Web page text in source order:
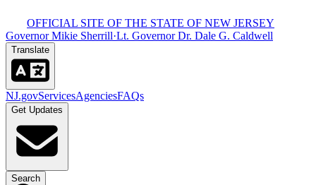
OFFICIAL SITE OF THE STATE OF NEW JERSEY​​​​‌ ‍ ​‍​‍‌‍ ‌ ​‍‌‍‍‌‌‍‌ ‌‍‍‌‌‍ ‍​‍​‍​ ‍‍​‍​‍‌ ​ ‌‍​‌‌‍ ‍‌‍‍‌‌ ‌​‌ ‍‌​‍ ‍‌‍‍‌‌‍ ​‍​‍​‍ ​​‍​‍‌‍‍​‌ ​‍‌‍‌‌‌‍‌‍​‍​‍​ ‍‍​‍​‍‌‍‍​‌ ‌​‌ ‌​‌ ​​​ ‍‍​‍ ​‍ ‌‍ ​‌‍ ‌‍​ ‌‍​‌‌‍ ​‌‍‍​‌‍ ‌ ​ ‌ ‌​​ ‍‍​ ​ ​ ​ ​ ​ ​ ​ ​‍ ‌‍‍‌‌‍ ‍‌ ‌​‌‍‌‌‌‍ ‍‌ ‌​​‍ ‌‍‌‌‌‍‌​‌‍‍‌‌ ‌​​‍ ‌‍ ‌‌‍ ‌‍‌​‌‍‌‌​ ‌‌ ​​‌ ​‍‌‍‌‌‌ ​ ‌‍‌‌‌‍ ‍‌ ‌​‌‍​‌‌ ‌​‌‍‍‌‌‍ ‌‍ ‍​ ‍ ‌‍‍‌‌‍‌​​ ‌‌‍ ‍‌‍‍‍‌​‌ ‌‍ ‌ ‌‍‌​ ​‌‍​‌‌ ‍‌‌‍ ‌ ‌‌‌ ‌​​ ‍ ‌ ‌​‌ ‍‌‌ ​​‌‍‌‌​ ‌‌‍ ‍‌‍‍‍‌‍ ​‌‍​‌‌ ‍‌‌‍ ‌ ‌‌‌ ‌​​ ‍ ‌ ​​‌‍​‌‌ ‌​‌‍‍​​ ‌‌‍‍​‌‍‌‌‌‍​‌‌‍‌​‌‍‌‌‌ ​‍​‍ ‍‌ ​ ‌‍‌‌‌‍​‌‌‍ ​​‍ ‍‌ ‌​‌‍‌‌‌ ‍​‌ ‌​​ ‌‍​‍‌‍​‌‌ ​ ‌‍‌‌‌‌‌‌‌ ​‍‌‍ ​​ ‌‌‍‍​‌ ‌​‌ ‌​‌ ​​​‍‌‌​ ​ ‌​​‌​‍‌‌​ ​‍‌​‌‍​‍‌‌​ ​‍‌​‌‍‌‍ ​‌‍ ‌‍​ ‌‍​‌‌‍ ​‌‍‍​‌‍ ‌ ​ ‌ ‌​​‍‌‌​ ​ ‌​​‌​ ​ ​ ​ ​ ​ ​ ​ ​‍‌‍‌‍‍‌‌‍‌​​ ‌‌‍ ‍‌‍‍‍‌​‌ ‌‍ ‌ ‌‍‌​ ​‌‍​‌‌ ‍‌‌‍ ‌ ‌‌‌ ‌​​‍‌‍‌ ‌​‌ ‍‌‌ ​​‌‍‌‌​ ‌‌‍ ‍‌‍‍‍‌‍ ​‌‍​‌‌ ‍‌‌‍ ‌ ‌‌‌ ‌​​‍‌‍‌ ​​‌‍​‌‌ ‌​‌‍‍​​ ‌‌‍‍​‌‍‌‌‌‍​‌‌‍‌​‌‍‌‌‌ ​‍​‍ ‍‌ ​ ‌‍‌‌‌‍​‌‌‍ ​​‍ ‍‌ ‌​‌‍‌‌‌ ‍​‌ ‌​​‍‌‍‌ ​​‌‍‌‌‌ ​‍‌ ​ ‌ ​​‌‍‌‌‌‍​ ‌ ‌​‌‍‍‌‌ ‌‍‌‍‌‌​ ‌‌ ​​‌ ‌‌‌‍​‍‌‍ ​‌‍‍‌‌ ​ ‌‍‍​‌‍‌‌‌‍‌​​‍​‍‌ ‌
Governor Mikie Sherrill​​​​‌ ‍ ​‍​‍‌‍ ‌ ​‍‌‍‍‌‌‍‌ ‌‍‍‌‌‍ ‍​‍​‍​ ‍‍​‍​‍‌ ​ ‌‍​‌‌‍ ‍‌‍‍‌‌ ‌​‌ ‍‌​‍ ‍‌‍‍‌‌‍ ​‍​‍​‍ ​​‍​‍‌‍‍​‌ ​‍‌‍‌‌‌‍‌‍​‍​‍​ ‍‍​‍​‍‌‍‍​‌ ‌​‌ ‌​‌ ​​​ ‍‍​‍ ​‍ ‌‍ ​‌‍ ‌‍​ ‌‍​‌‌‍ ​‌‍‍​‌‍ ‌ ​ ‌ ‌​​ ‍‍​ ​ ​ ​ ​ ​ ​ ​ ​‍ ‌‍‍‌‌‍ ‍‌ ‌​‌‍‌‌‌‍ ‍‌ ‌​​‍ ‌‍‌‌‌‍‌​‌‍‍‌‌ ‌​​‍ ‌‍ ‌‌‍ ‌‍‌​‌‍‌‌​ ‌‌ ​​‌ ​‍‌‍‌‌‌ ​ ‌‍‌‌‌‍ ‍‌ ‌​‌‍​‌‌ ‌​‌‍‍‌‌‍ ‌‍ ‍​ ‍ ‌‍‍‌‌‍‌​​ ‌‌‍ ‍‌‍‍‍‌​‌ ‌‍ ‌ ‌‍‌​ ​‌‍​‌‌ ‍‌‌‍ ‌ ‌‌‌ ‌​​ ‍ ‌ ‌​‌ ‍‌‌ ​​‌‍‌‌​ ‌‌‍ ‍‌‍‍‍‌‍ ​‌‍​‌‌ ‍‌‌‍ ‌ ‌‌‌ ‌​​ ‍ ‌ ​​‌‍​‌‌ ‌​‌‍‍​​ ‌‌‍‍​‌‍‌‌‌‍​‌‌‍‌​‌‍‌‌‌ ​‍​‍ ‍‌‍ ​‌‍‌‌‌‍​‌‌‍‌​‌‍‌‌‌ ​‍‌ ​ ​‍ ‍‌‍‌ ‌‍ ‌ ‌‍‌‍‌‌‌ ​‍‌‍ ‍‌‍ ‌ ​‍​ ‌‍​‍‌‍​‌‌ ​ ‌‍‌‌‌‌‌‌‌ ​‍‌‍ ​​ ‌‌‍‍​‌ ‌​‌ ‌​‌ ​​​‍‌‌​ ​ ‌​​‌​‍‌‌​ ​‍‌​‌‍​‍‌‌​ ​‍‌​‌‍‌‍ ​‌‍ ‌‍​ ‌‍​‌‌‍ ​‌‍‍​‌‍ ‌ ​ ‌ ‌​​‍‌‌​ ​ ‌​​‌​ ​ ​ ​ ​ ​ ​ ​ ​‍‌‍‌‍‍‌‌‍‌​​ ‌‌‍ ‍‌‍‍‍‌​‌ ‌‍ ‌ ‌‍‌​ ​‌‍​‌‌ ‍‌‌‍ ‌ ‌‌‌ ‌​​‍‌‍‌ ‌​‌ ‍‌‌ ​​‌‍‌‌​ ‌‌‍ ‍‌‍‍‍‌‍ ​‌‍​‌‌ ‍‌‌‍ ‌ ‌‌‌ ‌​​‍‌‍‌ ​​‌‍​‌‌ ‌​‌‍‍​​ ‌‌‍‍​‌‍‌‌‌‍​‌‌‍‌​‌‍‌‌‌ ​‍​‍ ‍‌‍ ​‌‍‌‌‌‍​‌‌‍‌​‌‍‌‌‌ ​‍‌ ​ ​‍ ‍‌‍‌ ‌‍ ‌ ‌‍‌‍‌‌‌ ​‍‌‍ ‍‌‍ ‌ ​‍​‍‌‍‌ ​​‌‍‌‌‌ ​‍‌ ​ ‌ ​​‌‍‌‌‌‍​ ‌ ‌​‌‍‍‌‌ ‌‍‌‍‌‌​ ‌‌ ​​‌ ‌‌‌‍​‍‌‍ ​‌‍‍‌‌ ​ ‌‍‍​‌‍‌‌‌‍‌​​‍​‍‌ ‌·Lt. Governor Dr. Dale G. Caldwell​​​​‌ ‍ ​‍​‍‌‍ ‌ ​‍‌‍‍‌‌‍‌ ‌‍‍‌‌‍ ‍​‍​‍​ ‍‍​‍​‍‌ ​ ‌‍​‌‌‍ ‍‌‍‍‌‌ ‌​‌ ‍‌​‍ ‍‌‍‍‌‌‍ ​‍​‍​‍ ​​‍​‍‌‍‍​‌ ​‍‌‍‌‌‌‍‌‍​‍​‍​ ‍‍​‍​‍‌‍‍​‌ ‌​‌ ‌​‌ ​​​ ‍‍​‍ ​‍ ‌‍ ​‌‍ ‌‍​ ‌‍​‌‌‍ ​‌‍‍​‌‍ ‌ ​ ‌ ‌​​ ‍‍​ ​ ​ ​ ​ ​ ​ ​ ​‍ ‌‍‍‌‌‍ ‍‌ ‌​‌‍‌‌‌‍ ‍‌ ‌​​‍ ‌‍‌‌‌‍‌​‌‍‍‌‌ ‌​​‍ ‌‍ ‌‌‍ ‌‍‌​‌‍‌‌​ ‌‌ ​​‌ ​‍‌‍‌‌‌ ​ ‌‍‌‌‌‍ ‍‌ ‌​‌‍​‌‌ ‌​‌‍‍‌‌‍ ‌‍ ‍​ ‍ ‌‍‍‌‌‍‌​​ ‌‌‍ ‍‌‍‍‍‌​‌ ‌‍ ‌ ‌‍‌​ ​‌‍​‌‌ ‍‌‌‍ ‌ ‌‌‌ ‌​​ ‍ ‌ ‌​‌ ‍‌‌ ​​‌‍‌‌​ ‌‌‍ ‍‌‍‍‍‌‍ ​‌‍​‌‌ ‍‌‌‍ ‌ ‌‌‌ ‌​​ ‍ ‌ ​​‌‍​‌‌ ‌​‌‍‍​​ ‌‌‍‍​‌‍‌‌‌‍​‌‌‍‌​‌‍‌‌‌ ​‍​‍ ‍‌‍ ​‌‍‌‌‌‍​‌‌‍‌​‌‍‌‌‌ ​‍‌ ​ ​‍ ‍‌‍ ​‌ ‌​‌​‌ ‌‍ ‌ ‌‍‌‍‌‌‌ ​‍‌‍ ‍‌‍ ‌ ​‍​ ‌‍​‍‌‍​‌‌ ​ ‌‍‌‌‌‌‌‌‌ ​‍‌‍ ​​ ‌‌‍‍​‌ ‌​‌ ‌​‌ ​​​‍‌‌​ ​ ‌​​‌​‍‌‌​ ​‍‌​‌‍​‍‌‌​ ​‍‌​‌‍‌‍ ​‌‍ ‌‍​ ‌‍​‌‌‍ ​‌‍‍​‌‍ ‌ ​ ‌ ‌​​‍‌‌​ ​ ‌​​‌​ ​ ​ ​ ​ ​ ​ ​ ​‍‌‍‌‍‍‌‌‍‌​​ ‌‌‍ ‍‌‍‍‍‌​‌ ‌‍ ‌ ‌‍‌​ ​‌‍​‌‌ ‍‌‌‍ ‌ ‌‌‌ ‌​​‍‌‍‌ ‌​‌ ‍‌‌ ​​‌‍‌‌​ ‌‌‍ ‍‌‍‍‍‌‍ ​‌‍​‌‌ ‍‌‌‍ ‌ ‌‌‌ ‌​​‍‌‍‌ ​​‌‍​‌‌ ‌​‌‍‍​​ ‌‌‍‍​‌‍‌‌‌‍​‌‌‍‌​‌‍‌‌‌ ​‍​‍ ‍‌‍ ​‌‍‌‌‌‍​‌‌‍‌​‌‍‌‌‌ ​‍‌ ​ ​‍ ‍‌‍ ​‌ ‌​‌​‌ ‌‍ ‌ ‌‍‌‍‌‌‌ ​‍‌‍ ‍‌‍ ‌ ​‍​‍‌‍‌ ​​‌‍‌‌‌ ​‍‌ ​ ‌ ​​‌‍‌‌‌‍​ ‌ ‌​‌‍‍‌‌ ‌‍‌‍‌‌​ ‌‌ ​​‌ ‌‌‌‍​‍‌‍ ​‌‍‍‌‌ ​ ‌‍‍​‌‍‌‌‌‍‌​​‍​‍‌ ‌
Translate​​​​‌ ‍ ​‍​‍‌‍ ‌ ​‍‌‍‍‌‌‍‌ ‌‍‍‌‌‍ ‍​‍​‍​ ‍‍​‍​‍‌ ​ ‌‍​‌‌‍ ‍‌‍‍‌‌ ‌​‌ ‍‌​‍ ‍‌‍‍‌‌‍ ​‍​‍​‍ ​​‍​‍‌‍‍​‌ ​‍‌‍‌‌‌‍‌‍​‍​‍​ ‍‍​‍​‍‌‍‍​‌ ‌​‌ ‌​‌ ​​​ ‍‍​‍ ​‍ ‌‍ ​‌‍ ‌‍​ ‌‍​‌‌‍ ​‌‍‍​‌‍ ‌ ​ ‌ ‌​​ ‍‍​ ​ ​ ​ ​ ​ ​ ​ ​‍ ‌‍‍‌‌‍ ‍‌ ‌​‌‍‌‌‌‍ ‍‌ ‌​​‍ ‌‍‌‌‌‍‌​‌‍‍‌‌ ‌​​‍ ‌‍ ‌‌‍ ‌‍‌​‌‍‌‌​ ‌‌ ​​‌ ​‍‌‍‌‌‌ ​ ‌‍‌‌‌‍ ‍‌ ‌​‌‍​‌‌ ‌​‌‍‍‌‌‍ ‌‍ ‍​ ‍ ‌‍‍‌‌‍‌​​ ‌‌‍ ‍‌‍‍‍‌​‌ ‌‍ ‌ ‌‍‌​ ​‌‍​‌‌ ‍‌‌‍ ‌ ‌‌‌ ‌​​ ‍ ‌ ‌​‌ ‍‌‌ ​​‌‍‌‌​ ‌‌‍ ‍‌‍‍‍‌‍ ​‌‍​‌‌ ‍‌‌‍ ‌ ‌‌‌ ‌​​ ‍ ‌ ​​‌‍​‌‌ ‌​‌‍‍​​ ‌‌‍‍​‌‍‌‌‌‍​‌‌‍‌​‌‍‌‌‌ ​‍​‍ ‍‌ ‌​‌ ​‍‌‍​‌‌‍ ‍‌ ​ ‌‍ ​‌‍​‌‌ ‌​‌‍‍‌‌‍ ‌‍ ‍‌ ​ ​‍ ‍‌‍​‍‌ ‌​‌‍ ‍​ ‌‍​‍‌‍​‌‌ ​ ‌‍‌‌‌‌‌‌‌ ​‍‌‍ ​​ ‌‌‍‍​‌ ‌​‌ ‌​‌ ​​​‍‌‌​ ​ ‌​​‌​‍‌‌​ ​‍‌​‌‍​‍‌‌​ ​‍‌​‌‍‌‍ ​‌‍ ‌‍​ ‌‍​‌‌‍ ​‌‍‍​‌‍ ‌ ​ ‌ ‌​​‍‌‌​ ​ ‌​​‌​ ​ ​ ​ ​ ​ ​ ​ ​‍‌‍‌‍‍‌‌‍‌​​ ‌‌‍ ‍‌‍‍‍‌​‌ ‌‍ ‌ ‌‍‌​ ​‌‍​‌‌ ‍‌‌‍ ‌ ‌‌‌ ‌​​‍‌‍‌ ‌​‌ ‍‌‌ ​​‌‍‌‌​ ‌‌‍ ‍‌‍‍‍‌‍ ​‌‍​‌‌ ‍‌‌‍ ‌ ‌‌‌ ‌​​‍‌‍‌ ​​‌‍​‌‌ ‌​‌‍‍​​ ‌‌‍‍​‌‍‌‌‌‍​‌‌‍‌​‌‍‌‌‌ ​‍​‍ ‍‌ ‌​‌ ​‍‌‍​‌‌‍ ‍‌ ​ ‌‍ ​‌‍​‌‌ ‌​‌‍‍‌‌‍ ‌‍ ‍‌ ​ ​‍ ‍‌‍​‍‌ ‌​‌‍ ‍​‍‌‍‌ ​​‌‍‌‌‌ ​‍‌ ​ ‌ ​​‌‍‌‌‌‍​ ‌ ‌​‌‍‍‌‌ ‌‍‌‍‌‌​ ‌‌ ​​‌ ‌‌‌‍​‍‌‍ ​‌‍‍‌‌ ​ ‌‍‍​‌‍‌‌‌‍‌​​‍​‍‌ ‌
NJ.gov​​​​‌ ‍ ​‍​‍‌‍ ‌ ​‍‌‍‍‌‌‍‌ ‌‍‍‌‌‍ ‍​‍​‍​ ‍‍​‍​‍‌ ​ ‌‍​‌‌‍ ‍‌‍‍‌‌ ‌​‌ ‍‌​‍ ‍‌‍‍‌‌‍ ​‍​‍​‍ ​​‍​‍‌‍‍​‌ ​‍‌‍‌‌‌‍‌‍​‍​‍​ ‍‍​‍​‍‌‍‍​‌ ‌​‌ ‌​‌ ​​​ ‍‍​‍ ​‍ ‌‍ ​‌‍ ‌‍​ ‌‍​‌‌‍ ​‌‍‍​‌‍ ‌ ​ ‌ ‌​​ ‍‍​ ​ ​ ​ ​ ​ ​ ​ ​‍ ‌‍‍‌‌‍ ‍‌ ‌​‌‍‌‌‌‍ ‍‌ ‌​​‍ ‌‍‌‌‌‍‌​‌‍‍‌‌ ‌​​‍ ‌‍ ‌‌‍ ‌‍‌​‌‍‌‌​ ‌‌ ​​‌ ​‍‌‍‌‌‌ ​ ‌‍‌‌‌‍ ‍‌ ‌​‌‍​‌‌ ‌​‌‍‍‌‌‍ ‌‍ ‍​ ‍ ‌‍‍‌‌‍‌​​ ‌‌‍ ‍‌‍‍‍‌​‌ ‌‍ ‌ ‌‍‌​ ​‌‍​‌‌ ‍‌‌‍ ‌ ‌‌‌ ‌​​ ‍ ‌ ‌​‌ ‍‌‌ ​​‌‍‌‌​ ‌‌‍ ‍‌‍‍‍‌‍ ​‌‍​‌‌ ‍‌‌‍ ‌ ‌‌‌ ‌​​ ‍ ‌ ​​‌‍​‌‌ ‌​‌‍‍​​ ‌‌‍‍​‌‍‌‌‌‍​‌‌‍‌​‌‍‌‌‌ ​‍​‍ ‍‌‍ ​‌‍‍‌‌‍ ‍‌‍‍ ‌ ​ ​‍‌‌​ ‌‌‌​​‍‌‌ ‌‍‍ ‌‍‌‌‌ ‍‌​‍‌‌​ ​ ‌​‌​​‍‌‌​ ​ ‌​‌​​‍‌‌​ ​‍​ ​‍​ ​‍‌‍‌‍‌‍​ ‌‍​ ​ ​ ‌‍​‍​ ‍​‌‍‌‌​ ​​​ ​ ‌‍​‍​ ​​​‍‌‌​ ​‍​ ​‍​‍‌‌​ ‌‌‌​‌​​‍ ‍‌ ‌​‌‍‌‌‌ ‍​‌ ‌​​ ‌‍​‍‌‍​‌‌ ​ ‌‍‌‌‌‌‌‌‌ ​‍‌‍ ​​ ‌‌‍‍​‌ ‌​‌ ‌​‌ ​​​‍‌‌​ ​ ‌​​‌​‍‌‌​ ​‍‌​‌‍​‍‌‌​ ​‍‌​‌‍‌‍ ​‌‍ ‌‍​ ‌‍​‌‌‍ ​‌‍‍​‌‍ ‌ ​ ‌ ‌​​‍‌‌​ ​ ‌​​‌​ ​ ​ ​ ​ ​ ​ ​ ​‍‌‍‌‍‍‌‌‍‌​​ ‌‌‍ ‍‌‍‍‍‌​‌ ‌‍ ‌ ‌‍‌​ ​‌‍​‌‌ ‍‌‌‍ ‌ ‌‌‌ ‌​​‍‌‍‌ ‌​‌ ‍‌‌ ​​‌‍‌‌​ ‌‌‍ ‍‌‍‍‍‌‍ ​‌‍​‌‌ ‍‌‌‍ ‌ ‌‌‌ ‌​​‍‌‍‌ ​​‌‍​‌‌ ‌​‌‍‍​​ ‌‌‍‍​‌‍‌‌‌‍​‌‌‍‌​‌‍‌‌‌ ​‍​‍ ‍‌‍ ​‌‍‍‌‌‍ ‍‌‍‍ ‌ ​ ​‍‌‌​ ‌‌‌​​‍‌‌ ‌‍‍ ‌‍‌‌‌ ‍‌​‍‌‌​ ​ ‌​‌​​‍‌‌​ ​ ‌​‌​​‍‌‌​ ​‍​ ​‍​ ​‍‌‍‌‍‌‍​ ‌‍​ ​ ​ ‌‍​‍​ ‍​‌‍‌‌​ ​​​ ​ ‌‍​‍​ ​​​‍‌‌​ ​‍​ ​‍​‍‌‌​ ‌‌‌​‌​​‍ ‍‌ ‌​‌‍‌‌‌ ‍​‌ ‌​​‍‌‍‌ ​​‌‍‌‌‌ ​‍‌ ​ ‌ ​​‌‍‌‌‌‍​ ‌ ‌​‌‍‍‌‌ ‌‍‌‍‌‌​ ‌‌ ​​‌ ‌‌‌‍​‍‌‍ ​‌‍‍‌‌ ​ ‌‍‍​‌‍‌‌‌‍‌​​‍​‍‌ ‌Services​​​​‌ ‍ ​‍​‍‌‍ ‌ ​‍‌‍‍‌‌‍‌ ‌‍‍‌‌‍ ‍​‍​‍​ ‍‍​‍​‍‌ ​ ‌‍​‌‌‍ ‍‌‍‍‌‌ ‌​‌ ‍‌​‍ ‍‌‍‍‌‌‍ ​‍​‍​‍ ​​‍​‍‌‍‍​‌ ​‍‌‍‌‌‌‍‌‍​‍​‍​ ‍‍​‍​‍‌‍‍​‌ ‌​‌ ‌​‌ ​​​ ‍‍​‍ ​‍ ‌‍ ​‌‍ ‌‍​ ‌‍​‌‌‍ ​‌‍‍​‌‍ ‌ ​ ‌ ‌​​ ‍‍​ ​ ​ ​ ​ ​ ​ ​ ​‍ ‌‍‍‌‌‍ ‍‌ ‌​‌‍‌‌‌‍ ‍‌ ‌​​‍ ‌‍‌‌‌‍‌​‌‍‍‌‌ ‌​​‍ ‌‍ ‌‌‍ ‌‍‌​‌‍‌‌​ ‌‌ ​​‌ ​‍‌‍‌‌‌ ​ ‌‍‌‌‌‍ ‍‌ ‌​‌‍​‌‌ ‌​‌‍‍‌‌‍ ‌‍ ‍​ ‍ ‌‍‍‌‌‍‌​​ ‌‌‍ ‍‌‍‍‍‌​‌ ‌‍ ‌ ‌‍‌​ ​‌‍​‌‌ ‍‌‌‍ ‌ ‌‌‌ ‌​​ ‍ ‌ ‌​‌ ‍‌‌ ​​‌‍‌‌​ ‌‌‍ ‍‌‍‍‍‌‍ ​‌‍​‌‌ ‍‌‌‍ ‌ ‌‌‌ ‌​​ ‍ ‌ ​​‌‍​‌‌ ‌​‌‍‍​​ ‌‌‍‍​‌‍‌‌‌‍​‌‌‍‌​‌‍‌‌‌ ​‍​‍ ‍‌‍ ​‌‍‍‌‌‍ ‍‌‍‍ ‌ ​ ​‍‌‌​ ‌‌‌​​‍‌‌ ‌‍‍ ‌‍‌‌‌ ‍‌​‍‌‌​ ​ ‌​‌​​‍‌‌​ ​ ‌​‌​​‍‌‌​ ​‍​ ​‍​ ​‍​ ‍​​ ‌ ​ ‍‌​ ​‍‌‍​ ‌‍​ ‌‍‌‍​ ​ ​ ‌ ​ ‌​​ ‌​​‍‌‌​ ​‍​ ​‍​‍‌‌​ ‌‌‌​‌​​‍ ‍‌ ‌​‌‍‌‌‌ ‍​‌ ‌​​ ‌‍​‍‌‍​‌‌ ​ ‌‍‌‌‌‌‌‌‌ ​‍‌‍ ​​ ‌‌‍‍​‌ ‌​‌ ‌​‌ ​​​‍‌‌​ ​ ‌​​‌​‍‌‌​ ​‍‌​‌‍​‍‌‌​ ​‍‌​‌‍‌‍ ​‌‍ ‌‍​ ‌‍​‌‌‍ ​‌‍‍​‌‍ ‌ ​ ‌ ‌​​‍‌‌​ ​ ‌​​‌​ ​ ​ ​ ​ ​ ​ ​ ​‍‌‍‌‍‍‌‌‍‌​​ ‌‌‍ ‍‌‍‍‍‌​‌ ‌‍ ‌ ‌‍‌​ ​‌‍​‌‌ ‍‌‌‍ ‌ ‌‌‌ ‌​​‍‌‍‌ ‌​‌ ‍‌‌ ​​‌‍‌‌​ ‌‌‍ ‍‌‍‍‍‌‍ ​‌‍​‌‌ ‍‌‌‍ ‌ ‌‌‌ ‌​​‍‌‍‌ ​​‌‍​‌‌ ‌​‌‍‍​​ ‌‌‍‍​‌‍‌‌‌‍​‌‌‍‌​‌‍‌‌‌ ​‍​‍ ‍‌‍ ​‌‍‍‌‌‍ ‍‌‍‍ ‌ ​ ​‍‌‌​ ‌‌‌​​‍‌‌ ‌‍‍ ‌‍‌‌‌ ‍‌​‍‌‌​ ​ ‌​‌​​‍‌‌​ ​ ‌​‌​​‍‌‌​ ​‍​ ​‍​ ​‍​ ‍​​ ‌ ​ ‍‌​ ​‍‌‍​ ‌‍​ ‌‍‌‍​ ​ ​ ‌ ​ ‌​​ ‌​​‍‌‌​ ​‍​ ​‍​‍‌‌​ ‌‌‌​‌​​‍ ‍‌ ‌​‌‍‌‌‌ ‍​‌ ‌​​‍‌‍‌ ​​‌‍‌‌‌ ​‍‌ ​ ‌ ​​‌‍‌‌‌‍​ ‌ ‌​‌‍‍‌‌ ‌‍‌‍‌‌​ ‌‌ ​​‌ ‌‌‌‍​‍‌‍ ​‌‍‍‌‌ ​ ‌‍‍​‌‍‌‌‌‍‌​​‍​‍‌ ‌Agencies​​​​‌ ‍ ​‍​‍‌‍ ‌ ​‍‌‍‍‌‌‍‌ ‌‍‍‌‌‍ ‍​‍​‍​ ‍‍​‍​‍‌ ​ ‌‍​‌‌‍ ‍‌‍‍‌‌ ‌​‌ ‍‌​‍ ‍‌‍‍‌‌‍ ​‍​‍​‍ ​​‍​‍‌‍‍​‌ ​‍‌‍‌‌‌‍‌‍​‍​‍​ ‍‍​‍​‍‌‍‍​‌ ‌​‌ ‌​‌ ​​​ ‍‍​‍ ​‍ ‌‍ ​‌‍ ‌‍​ ‌‍​‌‌‍ ​‌‍‍​‌‍ ‌ ​ ‌ ‌​​ ‍‍​ ​ ​ ​ ​ ​ ​ ​ ​‍ ‌‍‍‌‌‍ ‍‌ ‌​‌‍‌‌‌‍ ‍‌ ‌​​‍ ‌‍‌‌‌‍‌​‌‍‍‌‌ ‌​​‍ ‌‍ ‌‌‍ ‌‍‌​‌‍‌‌​ ‌‌ ​​‌ ​‍‌‍‌‌‌ ​ ‌‍‌‌‌‍ ‍‌ ‌​‌‍​‌‌ ‌​‌‍‍‌‌‍ ‌‍ ‍​ ‍ ‌‍‍‌‌‍‌​​ ‌‌‍ ‍‌‍‍‍‌​‌ ‌‍ ‌ ‌‍‌​ ​‌‍​‌‌ ‍‌‌‍ ‌ ‌‌‌ ‌​​ ‍ ‌ ‌​‌ ‍‌‌ ​​‌‍‌‌​ ‌‌‍ ‍‌‍‍‍‌‍ ​‌‍​‌‌ ‍‌‌‍ ‌ ‌‌‌ ‌​​ ‍ ‌ ​​‌‍​‌‌ ‌​‌‍‍​​ ‌‌‍‍​‌‍‌‌‌‍​‌‌‍‌​‌‍‌‌‌ ​‍​‍ ‍‌‍ ​‌‍‍‌‌‍ ‍‌‍‍ ‌ ​ ​‍‌‌​ ‌‌‌​​‍‌‌ ‌‍‍ ‌‍‌‌‌ ‍‌​‍‌‌​ ​ ‌​‌​​‍‌‌​ ​ ‌​‌​​‍‌‌​ ​‍​ ​‍​ ‌ ‌‍‌​​ ​‌‌‍‌‍​ ​ ​ ​​‌‍​ ‌‍​‍​ ‌ ‌‍‌​​ ‍​​ ​ ​‍‌‌​ ​‍​ ​‍​‍‌‌​ ‌‌‌​‌​​‍ ‍‌ ‌​‌‍‌‌‌ ‍​‌ ‌​​ ‌‍​‍‌‍​‌‌ ​ ‌‍‌‌‌‌‌‌‌ ​‍‌‍ ​​ ‌‌‍‍​‌ ‌​‌ ‌​‌ ​​​‍‌‌​ ​ ‌​​‌​‍‌‌​ ​‍‌​‌‍​‍‌‌​ ​‍‌​‌‍‌‍ ​‌‍ ‌‍​ ‌‍​‌‌‍ ​‌‍‍​‌‍ ‌ ​ ‌ ‌​​‍‌‌​ ​ ‌​​‌​ ​ ​ ​ ​ ​ ​ ​ ​‍‌‍‌‍‍‌‌‍‌​​ ‌‌‍ ‍‌‍‍‍‌​‌ ‌‍ ‌ ‌‍‌​ ​‌‍​‌‌ ‍‌‌‍ ‌ ‌‌‌ ‌​​‍‌‍‌ ‌​‌ ‍‌‌ ​​‌‍‌‌​ ‌‌‍ ‍‌‍‍‍‌‍ ​‌‍​‌‌ ‍‌‌‍ ‌ ‌‌‌ ‌​​‍‌‍‌ ​​‌‍​‌‌ ‌​‌‍‍​​ ‌‌‍‍​‌‍‌‌‌‍​‌‌‍‌​‌‍‌‌‌ ​‍​‍ ‍‌‍ ​‌‍‍‌‌‍ ‍‌‍‍ ‌ ​ ​‍‌‌​ ‌‌‌​​‍‌‌ ‌‍‍ ‌‍‌‌‌ ‍‌​‍‌‌​ ​ ‌​‌​​‍‌‌​ ​ ‌​‌​​‍‌‌​ ​‍​ ​‍​ ‌ ‌‍‌​​ ​‌‌‍‌‍​ ​ ​ ​​‌‍​ ‌‍​‍​ ‌ ‌‍‌​​ ‍​​ ​ ​‍‌‌​ ​‍​ ​‍​‍‌‌​ ‌‌‌​‌​​‍ ‍‌ ‌​‌‍‌‌‌ ‍​‌ ‌​​‍‌‍‌ ​​‌‍‌‌‌ ​‍‌ ​ ‌ ​​‌‍‌‌‌‍​ ‌ ‌​‌‍‍‌‌ ‌‍‌‍‌‌​ ‌‌ ​​‌ ‌‌‌‍​‍‌‍ ​‌‍‍‌‌ ​ ‌‍‍​‌‍‌‌‌‍‌​​‍​‍‌ ‌FAQs​​​​‌ ‍ ​‍​‍‌‍ ‌ ​‍‌‍‍‌‌‍‌ ‌‍‍‌‌‍ ‍​‍​‍​ ‍‍​‍​‍‌ ​ ‌‍​‌‌‍ ‍‌‍‍‌‌ ‌​‌ ‍‌​‍ ‍‌‍‍‌‌‍ ​‍​‍​‍ ​​‍​‍‌‍‍​‌ ​‍‌‍‌‌‌‍‌‍​‍​‍​ ‍‍​‍​‍‌‍‍​‌ ‌​‌ ‌​‌ ​​​ ‍‍​‍ ​‍ ‌‍ ​‌‍ ‌‍​ ‌‍​‌‌‍ ​‌‍‍​‌‍ ‌ ​ ‌ ‌​​ ‍‍​ ​ ​ ​ ​ ​ ​ ​ ​‍ ‌‍‍‌‌‍ ‍‌ ‌​‌‍‌‌‌‍ ‍‌ ‌​​‍ ‌‍‌‌‌‍‌​‌‍‍‌‌ ‌​​‍ ‌‍ ‌‌‍ ‌‍‌​‌‍‌‌​ ‌‌ ​​‌ ​‍‌‍‌‌‌ ​ ‌‍‌‌‌‍ ‍‌ ‌​‌‍​‌‌ ‌​‌‍‍‌‌‍ ‌‍ ‍​ ‍ ‌‍‍‌‌‍‌​​ ‌‌‍ ‍‌‍‍‍‌​‌ ‌‍ ‌ ‌‍‌​ ​‌‍​‌‌ ‍‌‌‍ ‌ ‌‌‌ ‌​​ ‍ ‌ ‌​‌ ‍‌‌ ​​‌‍‌‌​ ‌‌‍ ‍‌‍‍‍‌‍ ​‌‍​‌‌ ‍‌‌‍ ‌ ‌‌‌ ‌​​ ‍ ‌ ​​‌‍​‌‌ ‌​‌‍‍​​ ‌‌‍‍​‌‍‌‌‌‍​‌‌‍‌​‌‍‌‌‌ ​‍​‍ ‍‌‍ ​‌‍‍‌‌‍ ‍‌‍‍ ‌ ​ ​‍‌‌​ ‌‌‌​​‍‌‌ ‌‍‍ ‌‍‌‌‌ ‍‌​‍‌‌​ ​ ‌​‌​​‍‌‌​ ​ ‌​‌​​‍‌‌​ ​‍​ ​‍‌‍​ ​ ‌‍​ ‍​‌‍​ ‌‍​‍​ ​‌​ ​​​ ‌‌‌‍​ ​ ‌‌​ ​‌‌‍​‍​‍‌‌​ ​‍​ ​‍​‍‌‌​ ‌‌‌​‌​​‍ ‍‌ ‌​‌‍‌‌‌ ‍​‌ ‌​​ ‌‍​‍‌‍​‌‌ ​ ‌‍‌‌‌‌‌‌‌ ​‍‌‍ ​​ ‌‌‍‍​‌ ‌​‌ ‌​‌ ​​​‍‌‌​ ​ ‌​​‌​‍‌‌​ ​‍‌​‌‍​‍‌‌​ ​‍‌​‌‍‌‍ ​‌‍ ‌‍​ ‌‍​‌‌‍ ​‌‍‍​‌‍ ‌ ​ ‌ ‌​​‍‌‌​ ​ ‌​​‌​ ​ ​ ​ ​ ​ ​ ​ ​‍‌‍‌‍‍‌‌‍‌​​ ‌‌‍ ‍‌‍‍‍‌​‌ ‌‍ ‌ ‌‍‌​ ​‌‍​‌‌ ‍‌‌‍ ‌ ‌‌‌ ‌​​‍‌‍‌ ‌​‌ ‍‌‌ ​​‌‍‌‌​ ‌‌‍ ‍‌‍‍‍‌‍ ​‌‍​‌‌ ‍‌‌‍ ‌ ‌‌‌ ‌​​‍‌‍‌ ​​‌‍​‌‌ ‌​‌‍‍​​ ‌‌‍‍​‌‍‌‌‌‍​‌‌‍‌​‌‍‌‌‌ ​‍​‍ ‍‌‍ ​‌‍‍‌‌‍ ‍‌‍‍ ‌ ​ ​‍‌‌​ ‌‌‌​​‍‌‌ ‌‍‍ ‌‍‌‌‌ ‍‌​‍‌‌​ ​ ‌​‌​​‍‌‌​ ​ ‌​‌​​‍‌‌​ ​‍​ ​‍‌‍​ ​ ‌‍​ ‍​‌‍​ ‌‍​‍​ ​‌​ ​​​ ‌‌‌‍​ ​ ‌‌​ ​‌‌‍​‍​‍‌‌​ ​‍​ ​‍​‍‌‌​ ‌‌‌​‌​​‍ ‍‌ ‌​‌‍‌‌‌ ‍​‌ ‌​​‍‌‍‌ ​​‌‍‌‌‌ ​‍‌ ​ ‌ ​​‌‍‌‌‌‍​ ‌ ‌​‌‍‍‌‌ ‌‍‌‍‌‌​ ‌‌ ​​‌ ‌‌‌‍​‍‌‍ ​‌‍‍‌‌ ​ ‌‍‍​‌‍‌‌‌‍‌​​‍​‍‌ ‌
Get Updates​​​​‌ ‍ ​‍​‍‌‍ ‌ ​‍‌‍‍‌‌‍‌ ‌‍‍‌‌‍ ‍​‍​‍​ ‍‍​‍​‍‌ ​ ‌‍​‌‌‍ ‍‌‍‍‌‌ ‌​‌ ‍‌​‍ ‍‌‍‍‌‌‍ ​‍​‍​‍ ​​‍​‍‌‍‍​‌ ​‍‌‍‌‌‌‍‌‍​‍​‍​ ‍‍​‍​‍‌‍‍​‌ ‌​‌ ‌​‌ ​​​ ‍‍​‍ ​‍ ‌‍ ​‌‍ ‌‍​ ‌‍​‌‌‍ ​‌‍‍​‌‍ ‌ ​ ‌ ‌​​ ‍‍​ ​ ​ ​ ​ ​ ​ ​ ​‍ ‌‍‍‌‌‍ ‍‌ ‌​‌‍‌‌‌‍ ‍‌ ‌​​‍ ‌‍‌‌‌‍‌​‌‍‍‌‌ ‌​​‍ ‌‍ ‌‌‍ ‌‍‌​‌‍‌‌​ ‌‌ ​​‌ ​‍‌‍‌‌‌ ​ ‌‍‌‌‌‍ ‍‌ ‌​‌‍​‌‌ ‌​‌‍‍‌‌‍ ‌‍ ‍​ ‍ ‌‍‍‌‌‍‌​​ ‌‌‍ ‍‌‍‍‍‌​‌ ‌‍ ‌ ‌‍‌​ ​‌‍​‌‌ ‍‌‌‍ ‌ ‌‌‌ ‌​​ ‍ ‌ ‌​‌ ‍‌‌ ​​‌‍‌‌​ ‌‌‍ ‍‌‍‍‍‌‍ ​‌‍​‌‌ ‍‌‌‍ ‌ ‌‌‌ ‌​​ ‍ ‌ ​​‌‍​‌‌ ‌​‌‍‍​​ ‌‌‍‍​‌‍‌‌‌‍​‌‌‍‌​‌‍‌‌‌ ​‍​‍ ‍‌‍ ‍‌‍‌‌‌ ‌ ‌ ​ ‌‍ ​‌‍‌‌‌ ‌​‌ ‌​‌‍‌‌‌ ​‍​‍ ‍‌‍​‍‌ ‌​‌‍ ‍​ ‌‍​‍‌‍​‌‌ ​ ‌‍‌‌‌‌‌‌‌ ​‍‌‍ ​​ ‌‌‍‍​‌ ‌​‌ ‌​‌ ​​​‍‌‌​ ​ ‌​​‌​‍‌‌​ ​‍‌​‌‍​‍‌‌​ ​‍‌​‌‍‌‍ ​‌‍ ‌‍​ ‌‍​‌‌‍ ​‌‍‍​‌‍ ‌ ​ ‌ ‌​​‍‌‌​ ​ ‌​​‌​ ​ ​ ​ ​ ​ ​ ​ ​‍‌‍‌‍‍‌‌‍‌​​ ‌‌‍ ‍‌‍‍‍‌​‌ ‌‍ ‌ ‌‍‌​ ​‌‍​‌‌ ‍‌‌‍ ‌ ‌‌‌ ‌​​‍‌‍‌ ‌​‌ ‍‌‌ ​​‌‍‌‌​ ‌‌‍ ‍‌‍‍‍‌‍ ​‌‍​‌‌ ‍‌‌‍ ‌ ‌‌‌ ‌​​‍‌‍‌ ​​‌‍​‌‌ ‌​‌‍‍​​ ‌‌‍‍​‌‍‌‌‌‍​‌‌‍‌​‌‍‌‌‌ ​‍​‍ ‍‌‍ ‍‌‍‌‌‌ ‌ ‌ ​ ‌‍ ​‌‍‌‌‌ ‌​‌ ‌​‌‍‌‌‌ ​‍​‍ ‍‌‍​‍‌ ‌​‌‍ ‍​‍‌‍‌ ​​‌‍‌‌‌ ​‍‌ ​ ‌ ​​‌‍‌‌‌‍​ ‌ ‌​‌‍‍‌‌ ‌‍‌‍‌‌​ ‌‌ ​​‌ ‌‌‌‍​‍‌‍ ​‌‍‍‌‌ ​ ‌‍‍​‌‍‌‌‌‍‌​​‍​‍‌ ‌
Search​​​​‌ ‍ ​‍​‍‌‍ ‌ ​‍‌‍‍‌‌‍‌ ‌‍‍‌‌‍ ‍​‍​‍​ ‍‍​‍​‍‌ ​ ‌‍​‌‌‍ ‍‌‍‍‌‌ ‌​‌ ‍‌​‍ ‍‌‍‍‌‌‍ ​‍​‍​‍ ​​‍​‍‌‍‍​‌ ​‍‌‍‌‌‌‍‌‍​‍​‍​ ‍‍​‍​‍‌‍‍​‌ ‌​‌ ‌​‌ ​​​ ‍‍​‍ ​‍ ‌‍ ​‌‍ ‌‍​ ‌‍​‌‌‍ ​‌‍‍​‌‍ ‌ ​ ‌ ‌​​ ‍‍​ ​ ​ ​ ​ ​ ​ ​ ​‍ ‌‍‍‌‌‍ ‍‌ ‌​‌‍‌‌‌‍ ‍‌ ‌​​‍ ‌‍‌‌‌‍‌​‌‍‍‌‌ ‌​​‍ ‌‍ ‌‌‍ ‌‍‌​‌‍‌‌​ ‌‌ ​​‌ ​‍‌‍‌‌‌ ​ ‌‍‌‌‌‍ ‍‌ ‌​‌‍​‌‌ ‌​‌‍‍‌‌‍ ‌‍ ‍​ ‍ ‌‍‍‌‌‍‌​​ ‌‌‍ ‍‌‍‍‍‌​‌ ‌‍ ‌ ‌‍‌​ ​‌‍​‌‌ ‍‌‌‍ ‌ ‌‌‌ ‌​​ ‍ ‌ ‌​‌ ‍‌‌ ​​‌‍‌‌​ ‌‌‍ ‍‌‍‍‍‌‍ ​‌‍​‌‌ ‍‌‌‍ ‌ ‌‌‌ ‌​​ ‍ ‌ ​​‌‍​‌‌ ‌​‌‍‍​​ ‌‌‍‍​‌‍‌‌‌‍​‌‌‍‌​‌‍‌‌‌ ​‍​‍ ‍‌ ​ ‌‍‌‌‌‍​‌‌ ​‍‌‍​ ‌‍‍​​‍ ‍‌‍​‍‌ ‌​‌‍ ‍​ ‌‍​‍‌‍​‌‌ ​ ‌‍‌‌‌‌‌‌‌ ​‍‌‍ ​​ ‌‌‍‍​‌ ‌​‌ ‌​‌ ​​​‍‌‌​ ​ ‌​​‌​‍‌‌​ ​‍‌​‌‍​‍‌‌​ ​‍‌​‌‍‌‍ ​‌‍ ‌‍​ ‌‍​‌‌‍ ​‌‍‍​‌‍ ‌ ​ ‌ ‌​​‍‌‌​ ​ ‌​​‌​ ​ ​ ​ ​ ​ ​ ​ ​‍‌‍‌‍‍‌‌‍‌​​ ‌‌‍ ‍‌‍‍‍‌​‌ ‌‍ ‌ ‌‍‌​ ​‌‍​‌‌ ‍‌‌‍ ‌ ‌‌‌ ‌​​‍‌‍‌ ‌​‌ ‍‌‌ ​​‌‍‌‌​ ‌‌‍ ‍‌‍‍‍‌‍ ​‌‍​‌‌ ‍‌‌‍ ‌ ‌‌‌ ‌​​‍‌‍‌ ​​‌‍​‌‌ ‌​‌‍‍​​ ‌‌‍‍​‌‍‌‌‌‍​‌‌‍‌​‌‍‌‌‌ ​‍​‍ ‍‌ ​ ‌‍‌‌‌‍​‌‌ ​‍‌‍​ ‌‍‍​​‍ ‍‌‍​‍‌ ‌​‌‍ ‍​‍‌‍‌ ​​‌‍‌‌‌ ​‍‌ ​ ‌ ​​‌‍‌‌‌‍​ ‌ ‌​‌‍‍‌‌ ‌‍‌‍‌‌​ ‌‌ ​​‌ ‌‌‌‍​‍‌‍ ​‌‍‍‌‌ ​ ‌‍‍​‌‍‌‌‌‍‌​​‍​‍‌ ‌